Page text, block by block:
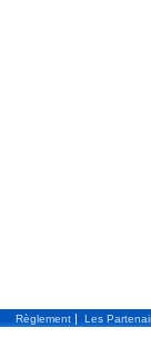
Règlement | Les